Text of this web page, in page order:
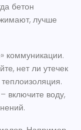
бетон
лучше
коммуникации.
нет ли утечек
включите воду,